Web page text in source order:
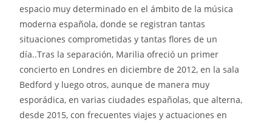
espacio muy determinado en el ámbito de la música
moderna española, donde se registran tantas
situaciones comprometidas y tantas flores de un
día..Tras la separación, Marilia ofreció un primer
concierto en Londres en diciembre de 2012, en la sala
Bedford y luego otros, aunque de manera muy
esporádica, en varias ciudades españolas, que alterna,
desde 2015, con frecuentes viajes y actuaciones en